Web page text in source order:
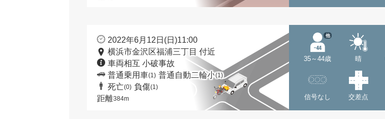
2022年6月12日(日)11:00
横浜市金沢区福浦三丁目 付近
車両相互 小破事故
普通乗用車(1) 普通自動二輪小(1)
死亡(0) 負傷(1)
距離384m
35～44歳
他
晴
信号なし 交差点